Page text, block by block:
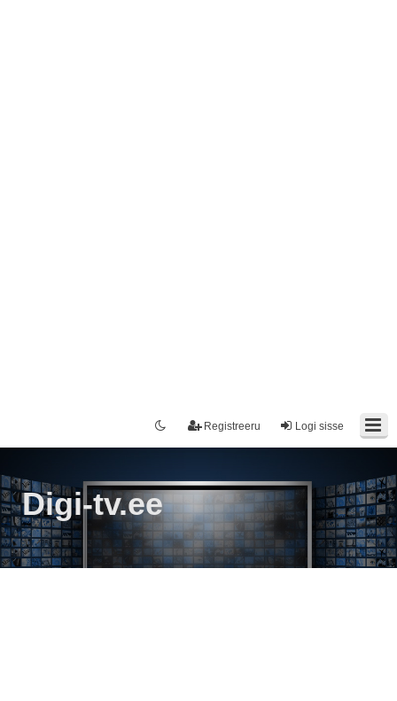
Logi sisse
Registreeru
Digi-tv.ee